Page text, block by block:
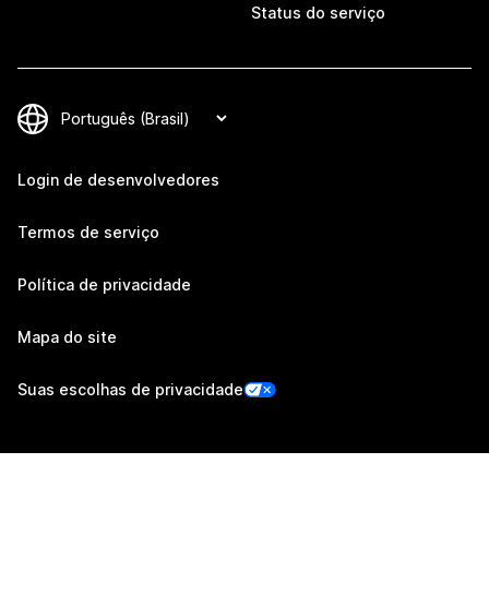
Status do serviço
Login de desenvolvedores
Termos de serviço
Política de privacidade
Mapa do site
Suas escolhas de privacidade